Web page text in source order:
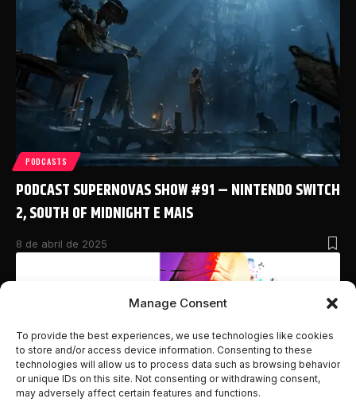
Manage Consent
To provide the best experiences, we use technologies like cookies
to store and/or access device information. Consenting to these
technologies will allow us to process data such as browsing behavior
or unique IDs on this site. Not consenting or withdrawing consent,
may adversely affect certain features and functions.
PODCASTS
PODCAST SUPERNOVAS SHOW #91 – NINTENDO SWITCH
2, SOUTH OF MIDNIGHT E MAIS
8 de abril de 2025